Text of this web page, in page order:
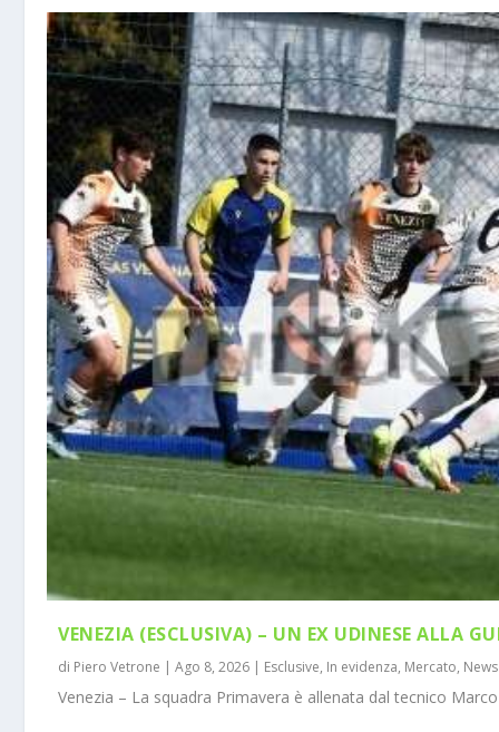
VENEZIA (ESCLUSIVA) – UN EX UDINESE ALLA
di Piero Vetrone |Ago 8, 2026 | Esclusive, In evidenza, Mercato, News
Venezia – La squadra Primavera è allenata dal tecnico